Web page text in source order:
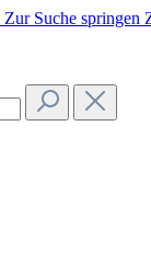
Zur Suche springen